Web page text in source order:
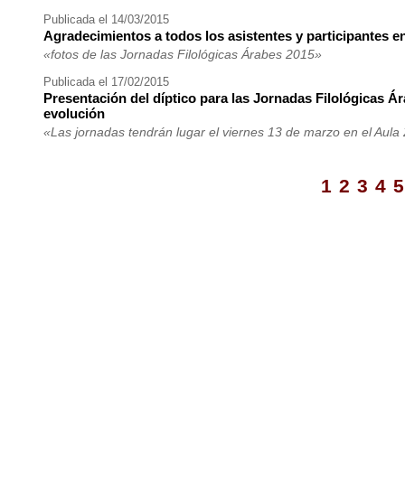
Publicada el 14/03/2015
Agradecimientos a todos los asistentes y participantes
«fotos de las Jornadas Filológicas Árabes 2015»
Publicada el 17/02/2015
Presentación del díptico para las Jornadas Filológicas
evolución
«Las jornadas tendrán lugar el viernes 13 de marzo en el
1 2 3 4 5